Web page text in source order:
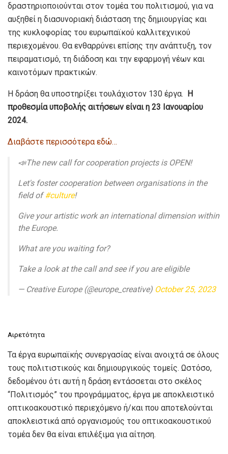
δραστηριοποιούνται στον τομέα του πολιτισμού, για να
αυξηθεί η διασυνοριακή διάσταση της δημιουργίας και
της κυκλοφορίας του ευρωπαϊκού καλλιτεχνικού
περιεχομένου. Θα ενθαρρύνει επίσης την ανάπτυξη, τον
πειραματισμό, τη διάδοση και την εφαρμογή νέων και
καινοτόμων πρακτικών.
Η δράση θα υποστηρίξει τουλάχιστον 130 έργα. Η
προθεσμία υποβολής αιτήσεων είναι η 23 Ιανουαρίου
2024.
Διαβάστε περισσότερα εδώ…
📣The new call for cooperation projects is OPEN!
Let's foster cooperation between organisations in the
field of#culture!
Give your artistic work an international dimension within
the Europe.
What are you waiting for?
Take a look at the call and see if you are eligible
— Creative Europe (@europe_creative) October 25, 2023
Αιρετότητα
Τα έργα ευρωπαϊκής συνεργασίας είναι ανοιχτά σε όλους
τους πολιτιστικούς και δημιουργικούς τομείς. Ωστόσο,
δεδομένου ότι αυτή η δράση εντάσσεται στο σκέλος
“Πολιτισμός” του προγράμματος, έργα με αποκλειστικό
οπτικοακουστικό περιεχόμενο ή/και που αποτελούνται
αποκλειστικά από οργανισμούς του οπτικοακουστικού
τομέα δεν θα είναι επιλέξιμα για αίτηση.